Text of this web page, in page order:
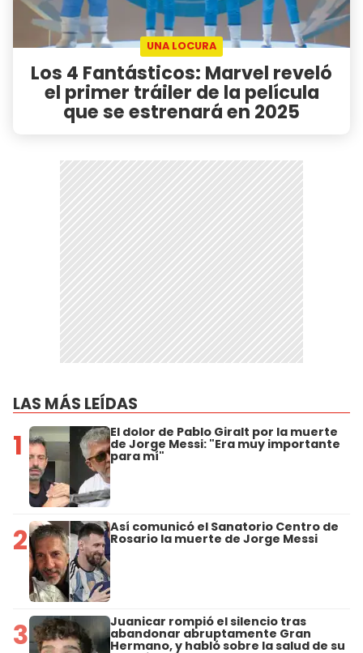
UNA LOCURA
Los 4 Fantásticos: Marvel reveló
el primer tráiler de la película
que se estrenará en 2025
LAS MÁS LEÍDAS
1 El dolor de Pablo Giralt por la muerte
de Jorge Messi: "Era muy importante
para mí"
2 Así comunicó el Sanatorio Centro de
Rosario la muerte de Jorge Messi
3 Juanicar rompió el silencio tras
abandonar abruptamente Gran
Hermano, y habló sobre la salud de su